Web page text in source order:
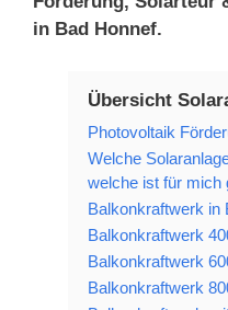
in Bad Honnef.
Übersicht
Photovoltaik
Welche
welche ist für mich
Balkonkraftwerk in
Balkonkraftwerk
Balkonkraftwerk
Balkonkraftwerk